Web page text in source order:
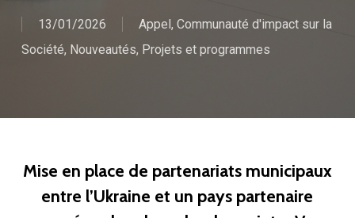
13/01/2026 Appel, Communauté d'impact sur la
Société, Nouveautés, Projets et programmes
Mise en place de partenariats municipaux
entre l’Ukraine et un pays partenaire